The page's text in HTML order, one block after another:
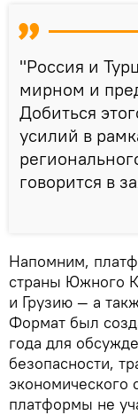
"Россия и
мирном и
Добиться
усилий в
говорится в
Напомним,
страны Южного
и Грузию — а
Формат был
года для
безопасности,
экономического
платформы не